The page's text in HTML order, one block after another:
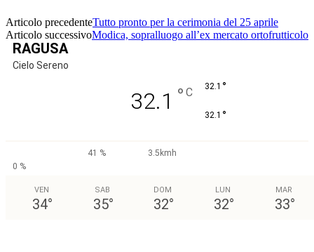
Articolo precedenteTutto pronto per la cerimonia del 25 aprile
Articolo successivoModica, sopralluogo all’ex mercato ortofrutticolo
RAGUSA
Cielo Sereno
32.1 ° C 32.1 °
32.1 °
41 %
3.5kmh
0 %
VEN
34°
SAB
35°
DOM
32°
LUN
32°
MAR
33°